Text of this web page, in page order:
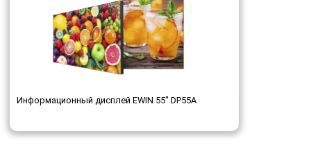
Информационный дисплей EWIN 55" DP55A